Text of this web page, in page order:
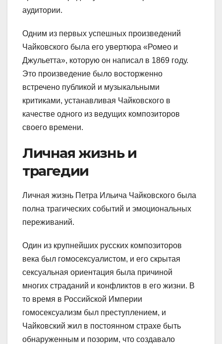
аудитории.
Одним из первых успешных произведений
Чайковского была его увертюра «Ромео и
Джульетта», которую он написал в 1869 году.
Это произведение было восторженно
встречено публикой и музыкальными
критиками, устанавливая Чайковского в
качестве одного из ведущих композиторов
своего времени.
Личная жизнь и
трагедии
Личная жизнь Петра Ильича Чайковского была
полна трагических событий и эмоциональных
переживаний.
Один из крупнейших русских композиторов
века был гомосексуалистом, и его скрытая
сексуальная ориентация была причиной
многих страданий и конфликтов в его жизни. В
то время в Российской Империи
гомосексуализм был преступлением, и
Чайковский жил в постоянном страхе быть
обнаруженным и позорим, что создавало